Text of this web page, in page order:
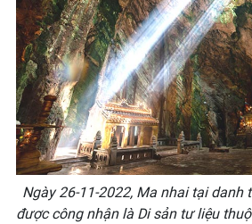
Ngày 26-11-2022, Ma nhai tại danh
được công nhận là Di sản tư liệu